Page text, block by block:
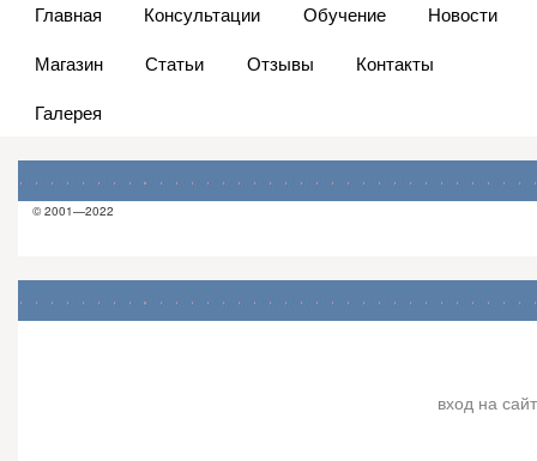
Главная Консультации Обучение
Новости
Магазин
Статьи Отзывы
Контакты
Галерея
© 2001—2022
вход на сайт